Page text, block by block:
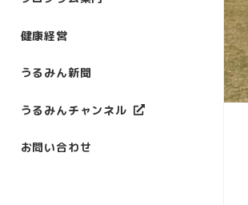
健康経営
うるみん新聞
うるみんチャンネル
お問い合わせ